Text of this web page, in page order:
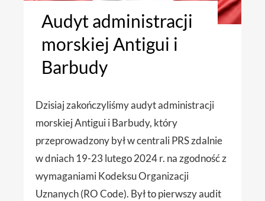
Audyt administracji
morskiej Antigui i
Barbudy
Dzisiaj zakończyliśmy audyt administracji
morskiej Antigui i Barbudy, który
przeprowadzony był w centrali PRS zdalnie
w dniach 19-23 lutego 2024 r. na zgodność z
wymaganiami Kodeksu Organizacji
Uznanych (RO Code). Był to pierwszy audit